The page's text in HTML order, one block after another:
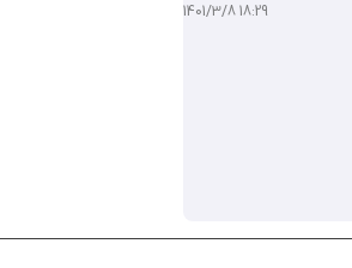
1401/3/8 18:29